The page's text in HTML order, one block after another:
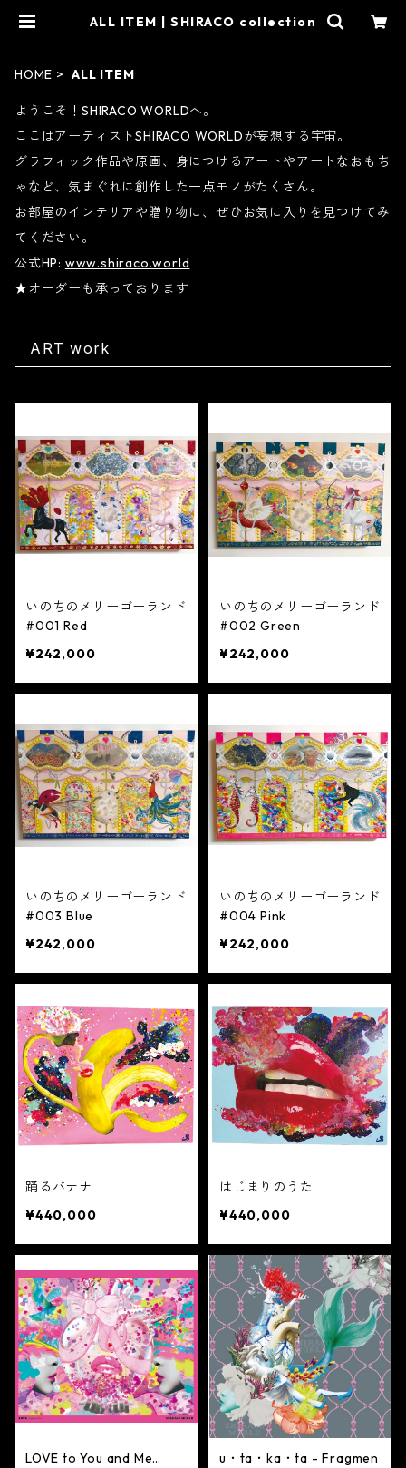
ALL ITEM | SHIRACO collection
HOME ALL ITEM
ようこそ！SHIRACO WORLDへ。
ここはアーティストSHIRACO WORLDが妄想する宇宙。
グラフィック作品や原画、身につけるアートやアートなおもち
ゃなど、気まぐれに創作した一点モノがたくさん。
お部屋のインテリアや贈り物に、ぜひお気に入りを見つけてみ
てください。
公式HP: www.shiraco.world
★オーダーも承っております
ART work
いのちのメリーゴーランド
#001 Red
¥242,000
いのちのメリーゴーランド
#002 Green
¥242,000
いのちのメリーゴーランド
#003 Blue
¥242,000
いのちのメリーゴーランド
#004 Pink
¥242,000
踊るバナナ
¥440,000
はじまりのうた
¥440,000
LOVE to You and Me…
u・ta・ka・ta - Fragmen